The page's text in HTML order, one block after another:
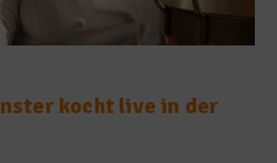
kocht live in der